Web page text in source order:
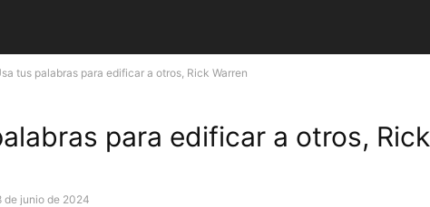
tus palabras para edificar a otros, Rick Warren
para edificar a otros, Rick
de junio de 2024